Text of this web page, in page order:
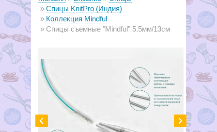
Спицы KnitPro (Индия)
Коллекция Mindful
Спицы съемные "Mindful" 5.5мм/13см